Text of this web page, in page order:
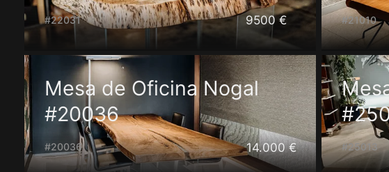
#22031 9500 € #21010
Mesa de Oficina Nogal
#20036
#20036 14.000 € #25013